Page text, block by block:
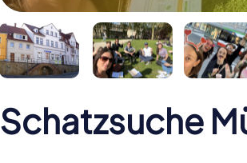
Schatzsuche